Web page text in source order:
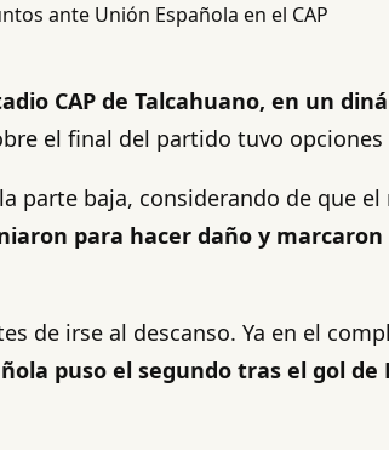
CAP de Talcahuano, en un
el final del partido tuvo
parte baja, considerando de que
para hacer daño y
de irse al descanso. Ya en el
puso el segundo tras el gol de